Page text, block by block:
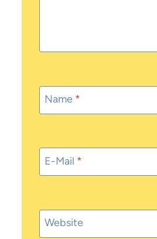
Name *
E-Mail *
Website